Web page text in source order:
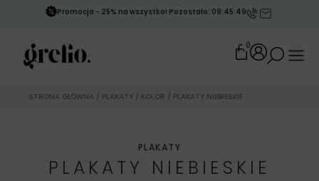
Promocja - 25% na wszystko! Pozostało: 09:45:47
0
STRONA GŁÓWNA / PLAKATY / KOLOR / PLAKATY NIEBIESKIE
PLAKATY
PLAKATY NIEBIESKIE